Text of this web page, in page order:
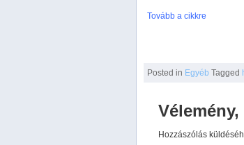
Tovább a cikkre
Posted in Egyéb Tagged
Hozzászólás